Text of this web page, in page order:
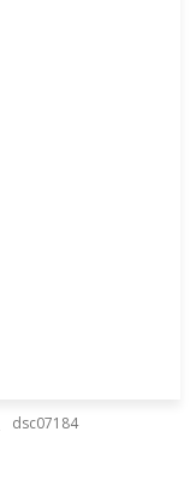
dsc07184